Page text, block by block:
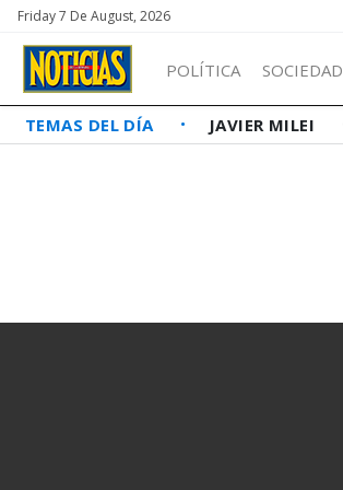
Friday 7 De August, 2026
POLÍTICA SOCIEDAD
TEMAS DEL DÍA JAVIER MILEI